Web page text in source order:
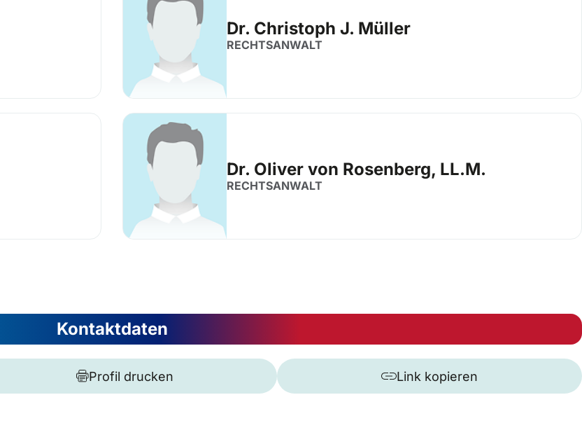
Dr. Christoph J. Müller
RECHTSANWALT
Dr. Oliver von Rosenberg, LL.M.
RECHTSANWALT
Kontaktdaten
Profil drucken Link kopieren